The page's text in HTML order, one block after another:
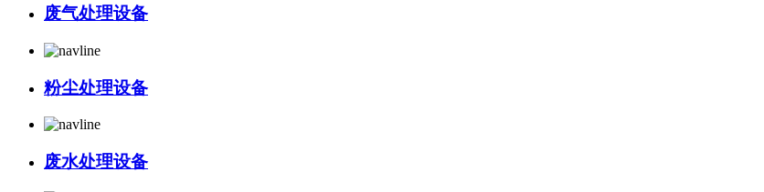
废气处理设备
粉尘处理设备
废水处理设备